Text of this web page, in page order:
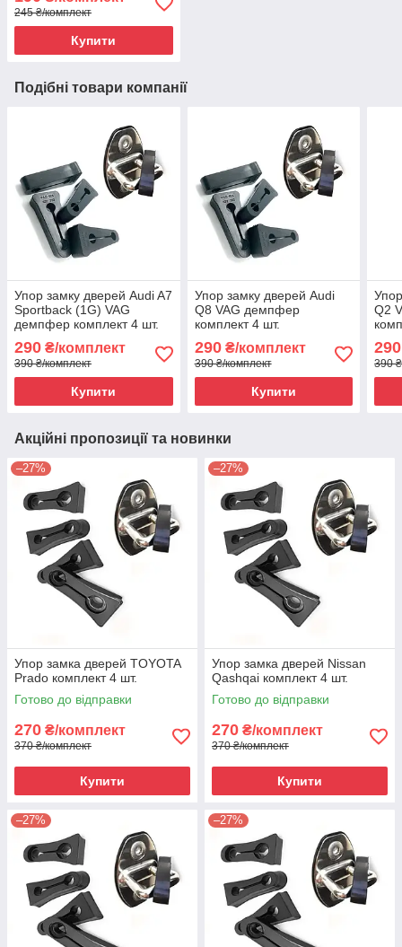
245 ₴/комплект
Купити
Подібні товари компанії
Упор замку дверей Audi A7
Sportback (1G) VAG
демпфер комплект 4 шт.
290 ₴/комплект
390 ₴/комплект
Купити
Упор замку дверей Audi
Q8 VAG демпфер
комплект 4 шт.
290₴/комплект
390 ₴/комплект
Купити
Q2
290
390
Акційні пропозиції та новинки
–27%
Упор замка дверей TOYOTA
Prado комплект 4 шт.
Готово до відправки
270 ₴/комплект
370 ₴/комплект
Купити
–27%
Упор замка дверей Nissan
Qashqai комплект 4 шт.
Готово до відправки
270 ₴/комплект
370 ₴/комплект
Купити
–27% –27%